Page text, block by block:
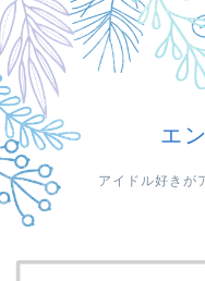
エ
アイドル好きが